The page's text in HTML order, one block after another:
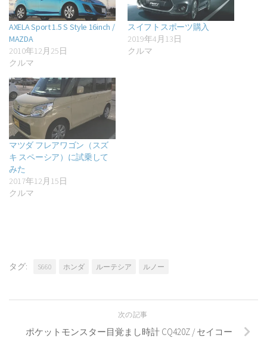
AXELA Sport 1.5 S Style 16inch /
MAZDA
2010年12月25日
クルマ
スイフトスポーツ購入
2019年4月13日
クルマ
マツダ フレアワゴン（スズ
キ スペーシア）に試乗して
みた
2017年12月15日
クルマ
タグ: S660 ホンダ ルーテシア ルノー
次の記事
ポケットモンスター目覚まし時計 CQ420Z / セイコー